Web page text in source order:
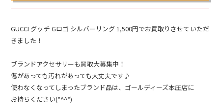
GUCCI グッチ Gロゴ シルバーリング 1,500円でお買取りさせていただ
きました！
ブランドアクセサリーも買取大募集中！
傷があっても汚れがあっても大丈夫です♪
使わなくなってしまったブランド品は、ゴールディーズ本庄店に
お持ちください(*^^*)